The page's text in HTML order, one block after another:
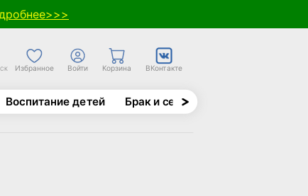
Избранное Войти Корзина ВКонтакте
Воспитание детей Брак и семья